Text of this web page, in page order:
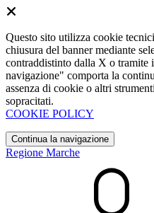
Questo sito utilizza cookie
chiusura del banner mediante
contraddistinto dalla X o tramite
navigazione" comporta la
assenza di cookie o altri
sopracitati.
COOKIE POLICY
Continua la navigazione
Regione Marche